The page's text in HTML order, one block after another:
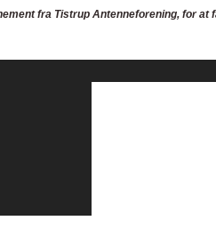
fra Tistrup Antenneforening, for at